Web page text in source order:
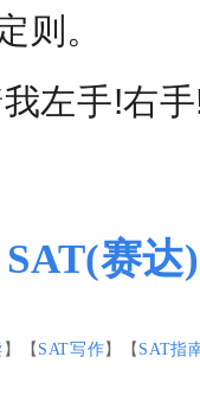
则。
左手!右
SAT(赛达
】【 SAT写作】【 SAT指